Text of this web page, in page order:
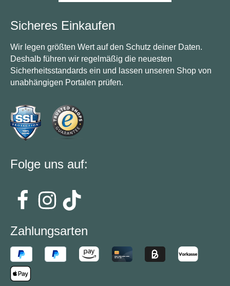
Sicheres Einkaufen
Wir legen größten Wert auf den Schutz deiner Daten.
Deshalb führen wir regelmäßig die neuesten
Sicherheitsstandards ein und lassen unseren Shop von
unabhängigen Portalen prüfen.
Folge uns auf:
Zahlungsarten